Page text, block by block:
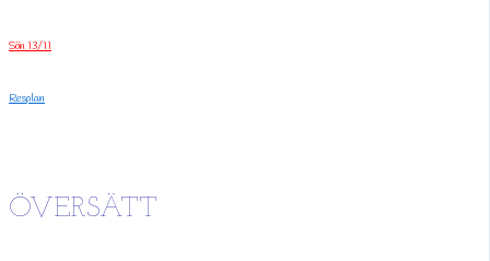
Sön 13/11
Resplan
ÖVERSÄTT